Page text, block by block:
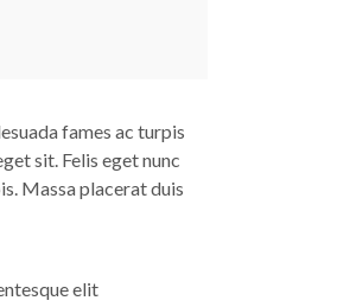
fames ac turpis
sit. Felis eget nunc
Massa placerat duis
elit